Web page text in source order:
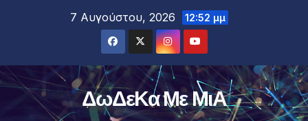
7 Αυγούστου, 2026 12:52 μμ
ΔωΔεΚα Με ΜιΑ